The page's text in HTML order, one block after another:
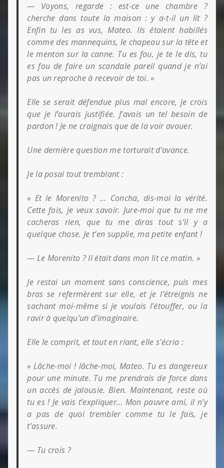
— Voyons, regarde : est-ce une chambre ?
cherche dans toute la maison : y a-t-il un lit ?
Enfin tu les as vus, Mateo. Ils étaient habillés
comme des mannequins, le chapeau sur la tête et
le menton sur la canne. Tu es fou, je te le dis, tu
es fou de faire un scandale pareil quand je n’ai
pas un reproche à recevoir de toi. »
Elle se serait défendue plus mal encore, je crois
que je l’aurais justifiée. J’avais un tel besoin de
pardon ! Je ne craignais que de la voir avouer.
Une dernière question me torturait d’avance.
Je la posai tout tremblant :
« Et le Morenito ? … Concha, dis-moi la vérité.
Cette fois, je veux savoir. Jure-moi que tu ne me
cacheras rien, que tu me diras tout s’il y a
quelque chose. Je t’en supplie, ma petite enfant !
— Le Morenito ? Il était dans mon lit ce matin. »
Je restai un moment sans conscience, puis mes
bras se refermèrent sur elle, et je l’étreignis ne
sachant moi-même si je voulais l’étouffer, ou la
ravir à quelqu’un d’imaginaire.
Elle le comprit, et tout en riant, elle s’écria :
« Lâche-moi ! lâche-moi, Mateo. Tu es dangereux
pour une minute. Tu me prendrais de force dans
un accès de jalousie. Bien. Maintenant, reste où
tu es ! Je vais t’expliquer… Mon pauvre ami, il n’y
a pas de quoi trembler comme tu le fais, je
t’assure.
— Tu crois ?